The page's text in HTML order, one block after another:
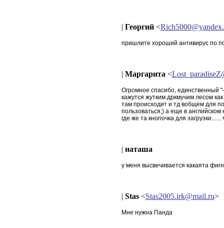
| Георгий<
пришлите хороший антивирус по
| Маргарита <
Огромное спасибо, единственный
кажутся жутким дркмучим лесом
там происходит и тд вобщем для
пользоваться;) а еще в
где же та кнопочка для
| наташа
у меня высвечивается какаята
| Stas<Stas2005.irk@mail.ru>
Мне нужна Панда